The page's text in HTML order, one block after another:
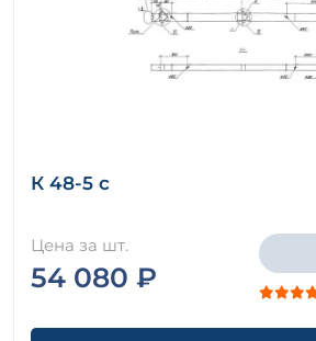
К 48-5 с
Цена за шт.
54 080 ₽